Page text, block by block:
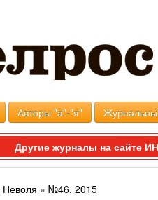
Авторы "а"-"я"
Другие журналы на сайте
Неволя » №46, 2015